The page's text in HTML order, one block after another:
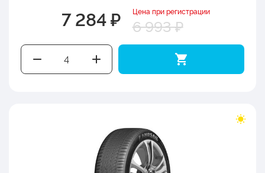
7 284 ₽ Цена при регистрации
6 993 ₽